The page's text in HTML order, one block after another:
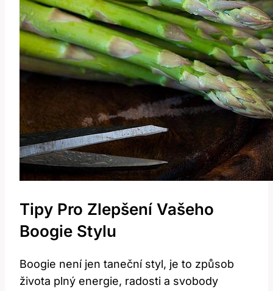
Tipy Pro Zlepšení Vašeho
Boogie Stylu
Boogie není jen taneční styl, je to způsob
života plný energie, radosti a svobody